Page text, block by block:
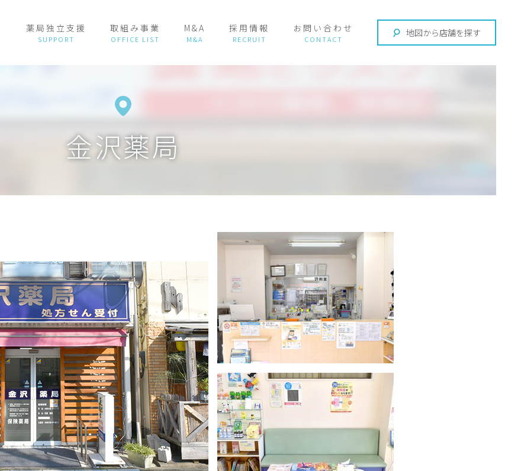
薬局独立支援 取組み事業 M&A 採用情報 お問い合わせ 地図から店舗を探す
金沢薬局